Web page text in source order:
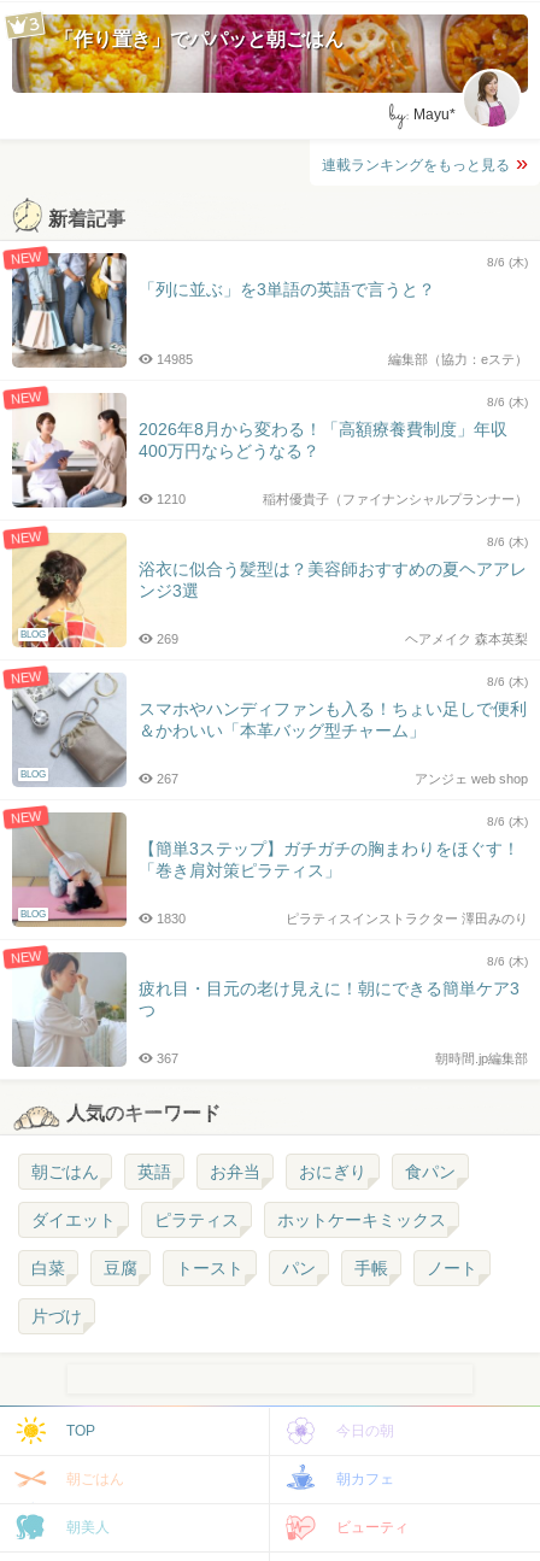
「作り置き」でパパッと朝ごはん
by: Mayu*
連載ランキングをもっと見る
新着記事
NEW 8/6 (木)
「列に並ぶ」を3単語の英語で言うと？
編集部（協力：eステ）
14985
NEW 8/6 (木)
2026年8月から変わる！「高額療養費制度」年収
400万円ならどうなる？
稲村優貴子（ファイナンシャルプランナー）
1210
NEW
BLOG
8/6 (木)
浴衣に似合う髪型は？美容師おすすめの夏ヘアアレ
ンジ3選
ヘアメイク 森本英梨
269
NEW
BLOG
8/6 (木)
スマホやハンディファンも入る！ちょい足しで便利
＆かわいい「本革バッグ型チャーム」
アンジェ web shop
267
NEW
BLOG
8/6 (木)
【簡単3ステップ】ガチガチの胸まわりをほぐす！
「巻き肩対策ピラティス」
ピラティスインストラクター 澤田みのり
1830
NEW 8/6 (木)
疲れ目・目元の老け見えに！朝にできる簡単ケア3
つ
朝時間.jp編集部
367
人気のキーワード
朝ごはん 英語 お弁当 おにぎり 食パン
ダイエット ピラティス ホットケーキミックス
白菜 豆腐 トースト パン 手帳 ノート
片づけ
TOP 今日の朝
朝ごはん 朝カフェ
朝美人 ビューティ